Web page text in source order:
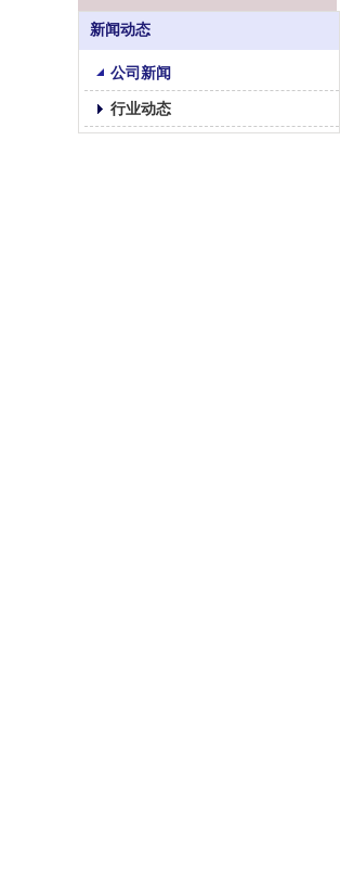
新闻动态
公司新闻
行业动态